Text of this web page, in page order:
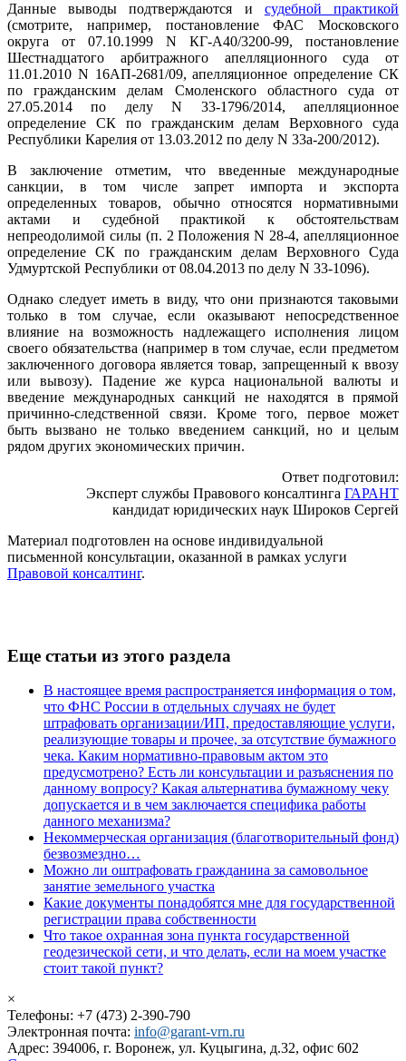
Данные выводы подтверждаются и судебной практикой
(смотрите, например, постановление ФАС Московского
округа от 07.10.1999 N КГ-А40/3200-99, постановление
Шестнадцатого арбитражного апелляционного суда от
11.01.2010 N 16АП-2681/09, апелляционное определение СК
по гражданским делам Смоленского областного суда от
27.05.2014 по делу N 33-1796/2014, апелляционное
определение СК по гражданским делам Верховного суда
Республики Карелия от 13.03.2012 по делу N 33а-200/2012).
В заключение отметим, что введенные международные
санкции, в том числе запрет импорта и экспорта
определенных товаров, обычно относятся нормативными
актами и судебной практикой к обстоятельствам
непреодолимой силы (п. 2 Положения N 28-4, апелляционное
определение СК по гражданским делам Верховного Суда
Удмуртской Республики от 08.04.2013 по делу N 33-1096).
Однако следует иметь в виду, что они признаются таковыми
только в том случае, если оказывают непосредственное
влияние на возможность надлежащего исполнения лицом
своего обязательства (например в том случае, если предметом
заключенного договора является товар, запрещенный к ввозу
или вывозу). Падение же курса национальной валюты и
введение международных санкций не находятся в прямой
причинно-следственной связи. Кроме того, первое может
быть вызвано не только введением санкций, но и целым
рядом других экономических причин.
Ответ подготовил:
Эксперт службы Правового консалтинга ГАРАНТ
кандидат юридических наук Широков Сергей
Материал подготовлен на основе индивидуальной
письменной консультации, оказанной в рамках услуги
Правовой консалтинг.
Еще статьи из этого раздела
В настоящее время распространяется информация о том,
что ФНС России в отдельных случаях не будет
штрафовать организации/ИП, предоставляющие услуги,
реализующие товары и прочее, за отсутствие бумажного
чека. Каким нормативно-правовым актом это
предусмотрено? Есть ли консультации и разъяснения по
данному вопросу? Какая альтернатива бумажному чеку
допускается и в чем заключается специфика работы
данного механизма?
Некоммерческая организация (благотворительный фонд)
безвозмездно…
Можно ли оштрафовать гражданина за самовольное
занятие земельного участка
Какие документы понадобятся мне для государственной
регистрации права собственности
Что такое охранная зона пункта государственной
геодезической сети, и что делать, если на моем участке
стоит такой пункт?
×
Телефоны: +7 (473) 2-390-790
Электронная почта: info@garant-vrn.ru
Адрес: 394006, г. Воронеж, ул. Куцыгина, д.32, офис 602